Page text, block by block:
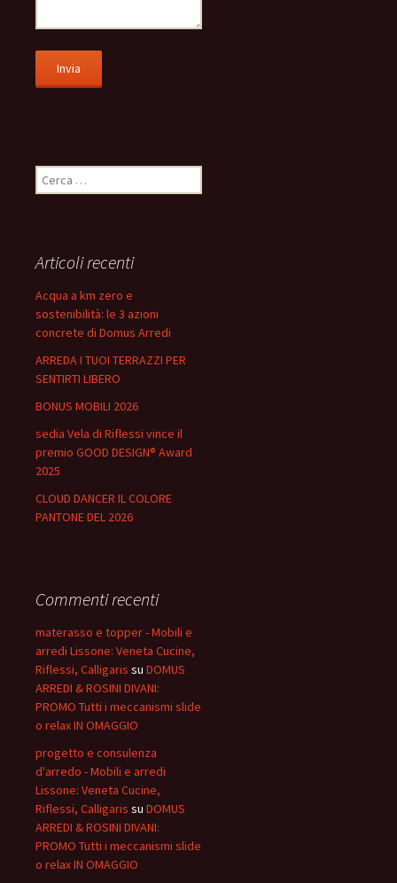
Ricerca
per:
Articoli recenti
Acqua a km zero e
sostenibilità: le 3 azioni
concrete di Domus Arredi
ARREDA I TUOI TERRAZZI PER
SENTIRTI LIBERO
BONUS MOBILI 2026
sedia Vela di Riflessi vince il
premio GOOD DESIGN® Award
2025
CLOUD DANCER IL COLORE
PANTONE DEL 2026
Commenti recenti
materasso e topper - Mobili e
arredi Lissone: Veneta Cucine,
Riflessi, Calligaris su DOMUS
ARREDI & ROSINI DIVANI:
PROMO Tutti i meccanismi slide
o relax IN OMAGGIO
progetto e consulenza
d'arredo - Mobili e arredi
Lissone: Veneta Cucine,
Riflessi, Calligaris su DOMUS
ARREDI & ROSINI DIVANI:
PROMO Tutti i meccanismi slide
o relax IN OMAGGIO